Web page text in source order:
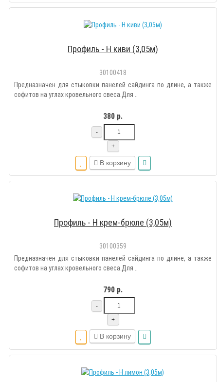
Профиль - Н киви (3,05м)
30100418
Предназначен для стыковки панелей сайдинга по длине, а также
софитов на углах кровельного свеса.Для ..
380 р.
-
+
В корзину
Профиль - Н крем-брюле (3,05м)
30100359
Предназначен для стыковки панелей сайдинга по длине, а также
софитов на углах кровельного свеса.Для ..
790 р.
-
+
В корзину